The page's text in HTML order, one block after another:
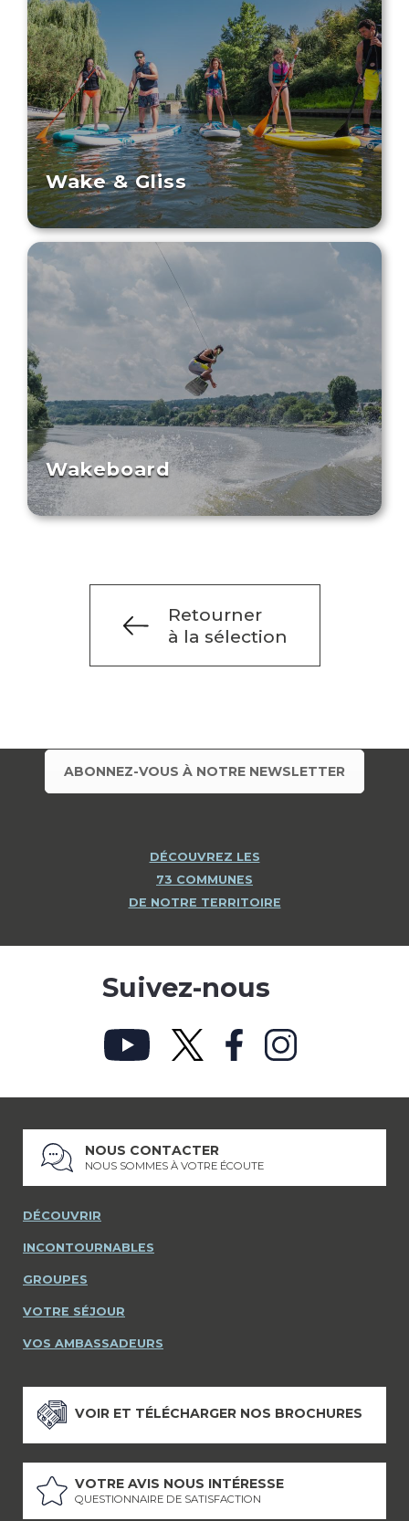
Wake & Gliss
Wakeboard
Retourner
à la sélection
ABONNEZ-VOUS À NOTRE NEWSLETTER
DÉCOUVREZ LES
73 COMMUNES
DE NOTRE TERRITOIRE
Suivez-nous
NOUS CONTACTER
NOUS SOMMES À VOTRE ÉCOUTE
DÉCOUVRIR
INCONTOURNABLES
GROUPES
VOTRE SÉJOUR
VOS AMBASSADEURS
VOIR ET TÉLÉCHARGER NOS BROCHURES
VOTRE AVIS NOUS INTÉRESSE
QUESTIONNAIRE DE SATISFACTION